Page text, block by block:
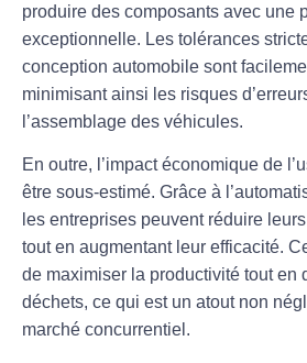
produire des composants avec une
exceptionnelle. Les tolérances
conception automobile sont
minimisant ainsi les risques
l’assemblage des véhicules.
En outre, l’impact économique de l’
être sous-estimé. Grâce à
les entreprises peuvent réduire
tout en augmentant leur efficacité.
de maximiser la productivité tout en
déchets, ce qui est un atout non
marché concurrentiel.